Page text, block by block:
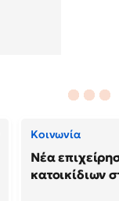
Κοινωνία
Νέα
κατοικίδιων